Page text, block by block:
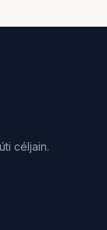
céljain.